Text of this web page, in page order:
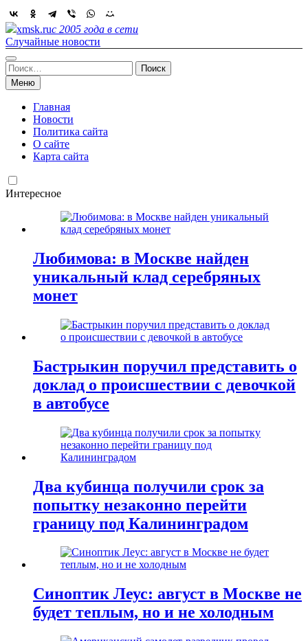
Skip
to
content
xmsk.ruс 2005 года в сети
Случайные новости
Найти:
Меню
Главная
Новости
Политика сайта
О сайте
Карта сайта
Интересное
Любимова: в Москве найден
уникальный клад серебряных
монет
Бастрыкин поручил представить о
доклад о происшествии с девочкой
в автобусе
Два кубинца получили срок за
попытку незаконно перейти
границу под Калининградом
Синоптик Леус: август в Москве не
будет теплым, но и не холодным